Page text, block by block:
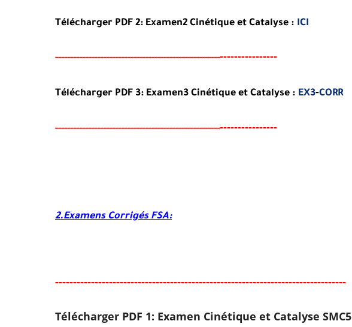
Télécharger PDF 2: Examen2 Cinétique et Catalyse : ICI
-----------------------------------------------------------------------
Télécharger PDF 3: Examen3 Cinétique et Catalyse : EX3-CORR
-----------------------------------------------------------------------
2.Examens Corrigés FSA:
---------------------------------------------------------------------------------
Télécharger PDF 1: Examen Cinétique et Catalyse SMC5